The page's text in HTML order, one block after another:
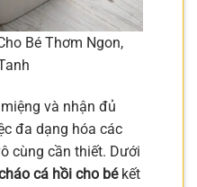
Bé Thơm Ngon,
và nhận đủ
đa dạng hóa các
cùng cần thiết. Dưới
cá hồi cho békết